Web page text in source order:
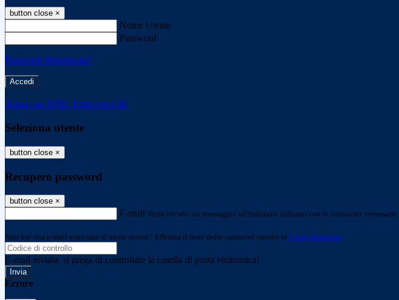
button close ×
Nome Utente
Password
Password dimenticata?
-
Entra con SPID Entra con CIE
Seleziona utente
button close ×
Recupero password
button close ×
E-mail Verrà inviato un messaggio all'indirizzo indicato con le istruzioni necessarie.
Non hai una e-mail associata al nome utente? Effettua il reset della password tramite la Login Spaggiari
E-mail inviata, si prega di controllare la casella di posta elettronica!
Errore